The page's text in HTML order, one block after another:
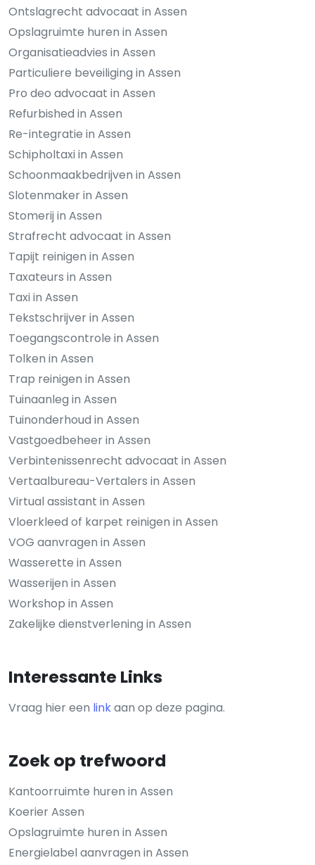
Ontslagrecht advocaat in Assen
Opslagruimte huren in Assen
Organisatieadvies in Assen
Particuliere beveiliging in Assen
Pro deo advocaat in Assen
Refurbished in Assen
Re-integratie in Assen
Schipholtaxi in Assen
Schoonmaakbedrijven in Assen
Slotenmaker in Assen
Stomerij in Assen
Strafrecht advocaat in Assen
Tapijt reinigen in Assen
Taxateurs in Assen
Taxi in Assen
Tekstschrijver in Assen
Toegangscontrole in Assen
Tolken in Assen
Trap reinigen in Assen
Tuinaanleg in Assen
Tuinonderhoud in Assen
Vastgoedbeheer in Assen
Verbintenissenrecht advocaat in Assen
Vertaalbureau-Vertalers in Assen
Virtual assistant in Assen
Vloerkleed of karpet reinigen in Assen
VOG aanvragen in Assen
Wasserette in Assen
Wasserijen in Assen
Workshop in Assen
Zakelijke dienstverlening in Assen
Interessante Links
Vraag hier een linkaan op deze pagina.
Zoek op trefwoord
Kantoorruimte huren in Assen
Koerier Assen
Opslagruimte huren in Assen
Energielabel aanvragen in Assen